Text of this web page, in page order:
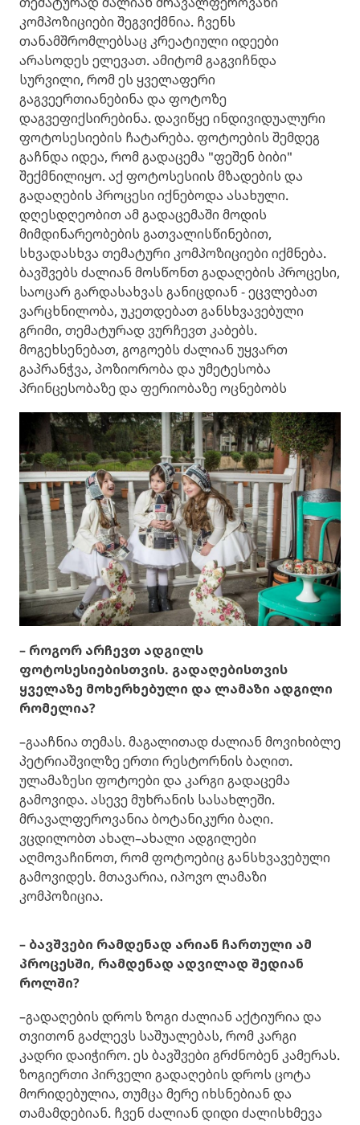
კომპოზიციები შეგვიქმნია. ჩვენს
თანამშრომლებსაც კრეატიული იდეები
არასოდეს ელევათ. ამიტომ გაგვიჩნდა
სურვილი, რომ ეს ყველაფერი
გაგვეერთიანებინა და ფოტოზე
დაგვეფიქსირებინა. დავიწყე ინდივიდუალური
ფოტოსესიების ჩატარება. ფოტოების შემდეგ
გაჩნდა იდეა, რომ გადაცემა "ფეშენ ბიბი"
შექმნილიყო. აქ ფოტოსესიის მზადების და
გადაღების პროცესი იქნებოდა ასახული.
დღესდღეობით ამ გადაცემაში მოდის
მიმდინარეობების გათვალისწინებით,
სხვადასხვა თემატური კომპოზიციები იქმნება.
ბავშვებს ძალიან მოსწონთ გადაღების პროცესი,
საოცარ გარდასახვას განიცდიან - ეცვლებათ
ვარცხნილობა, უკეთდებათ განსხვავებული
გრიმი, თემატურად ვურჩევთ კაბებს.
მოგეხსენებათ, გოგოებს ძალიან უყვართ
გაპრანჭვა, პოზიორობა და უმეტესობა
პრინცესობაზე და ფერიობაზე ოცნებობს
– როგორ არჩევთ ადგილს
ფოტოსესიებისთვის. გადაღებისთვის
ყველაზე მოხერხებული და ლამაზი ადგილი
რომელია?
–გააჩნია თემას. მაგალითად ძალიან მოვიხიბლე
პეტრიაშვილზე ერთი რესტორნის ბაღით.
ულამაზესი ფოტოები და კარგი გადაცემა
გამოვიდა. ასევე მუხრანის სასახლეში.
მრავალფეროვანია ბოტანიკური ბაღი.
ვცდილობთ ახალ–ახალი ადგილები
აღმოვაჩინოთ, რომ ფოტოებიც განსხვავებული
გამოვიდეს. მთავარია, იპოვო ლამაზი
კომპოზიცია.
– ბავშვები რამდენად არიან ჩართული ამ
პროცესში, რამდენად ადვილად შედიან
როლში?
–გადაღების დროს ზოგი ძალიან აქტიურია და
თვითონ გაძლევს საშუალებას, რომ კარგი
კადრი დაიჭირო. ეს ბავშვები გრძნობენ კამერას.
ზოგიერთი პირველი გადაღების დროს ცოტა
მორიდებულია, თუმცა მერე იხსნებიან და
თამამდებიან. ჩვენ ძალიან დიდი ძალისხმევა